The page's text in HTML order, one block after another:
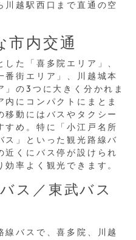
川越駅西口まで直通の空
市内交通
た「喜多院エリア」、
番街エリア」、川越城本
」の3つに大きく分かれま
にコンパクトにまとま
移動にはバスやタクシー
すめ。特に「小江戸名所
ス」といった観光路線バ
近くにバス停が設けられ
率よく観光できます。
ス／東武バス
線バスで、喜多院、川越